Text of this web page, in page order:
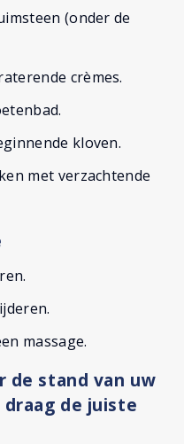
(onder de
crèmes.
kloven.
met verzachtende
massage.
de stand van uw
de juiste